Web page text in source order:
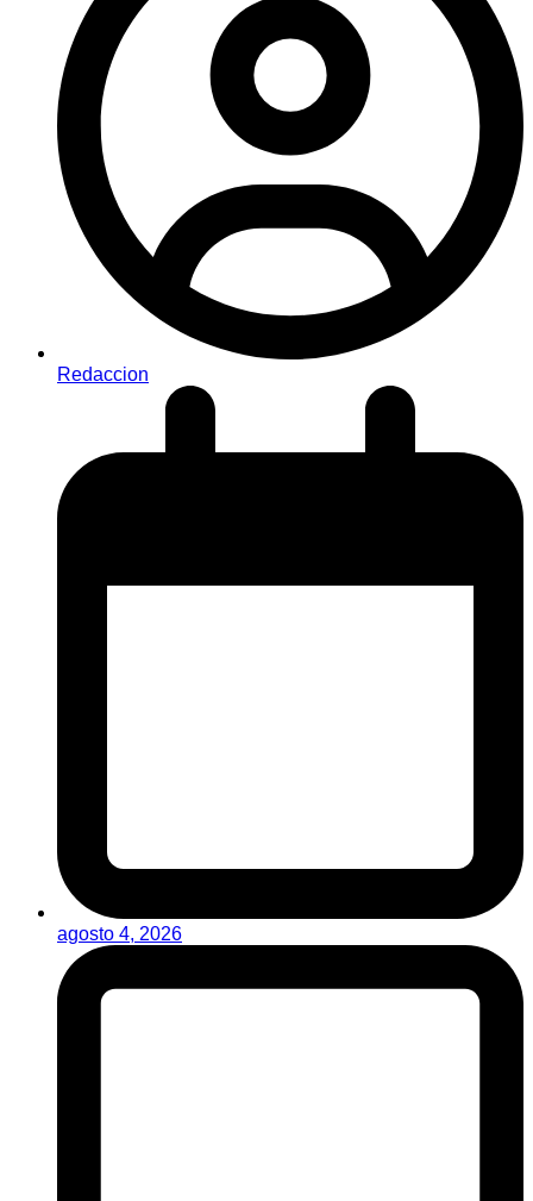
Redaccion
agosto 4, 2026